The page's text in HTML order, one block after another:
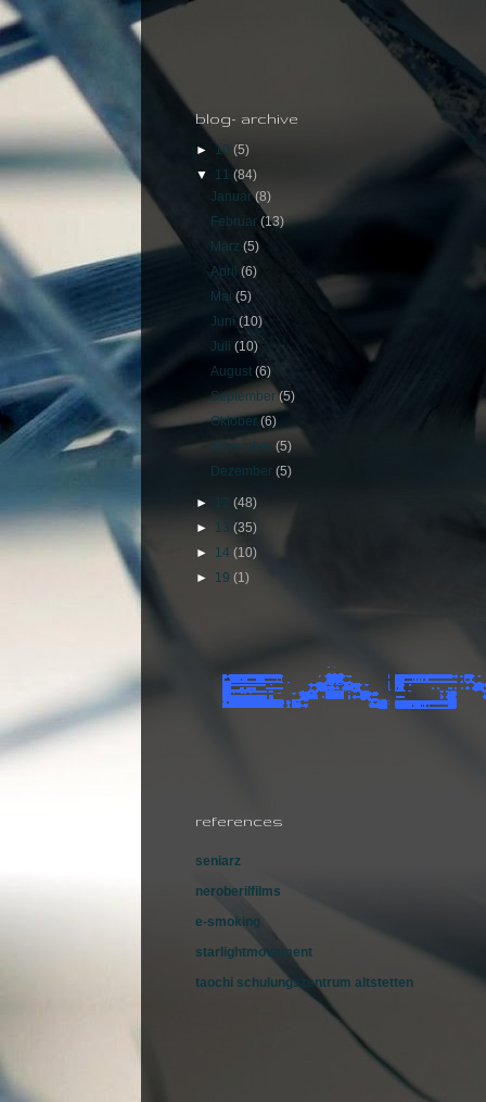
blog- archive
► 10 (5)
▼ 11 (84)
Januar(8)
Februar(13)
März(5)
April(6)
Mai(5)
Juni(10)
Juli(10)
August(6)
September(5)
Oktober(6)
November(5)
Dezember(5)
► 12 (48)
► 13 (35)
► 14 (10)
► 19 (1)
references
seniarz
neroberilfilms
e-smoking
starlightmovement
taochi schulungszentrum altstetten